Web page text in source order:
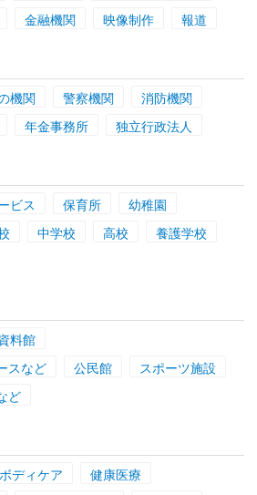
金融機関 映像制作 報道
機関 警察機関
消防機関
年金事務所 独立行政法人
ビス 保育所
幼稚園
中学校 高校
養護学校
料館
スなど
公民館
スポーツ施設
ど
ボディケア
健康医療